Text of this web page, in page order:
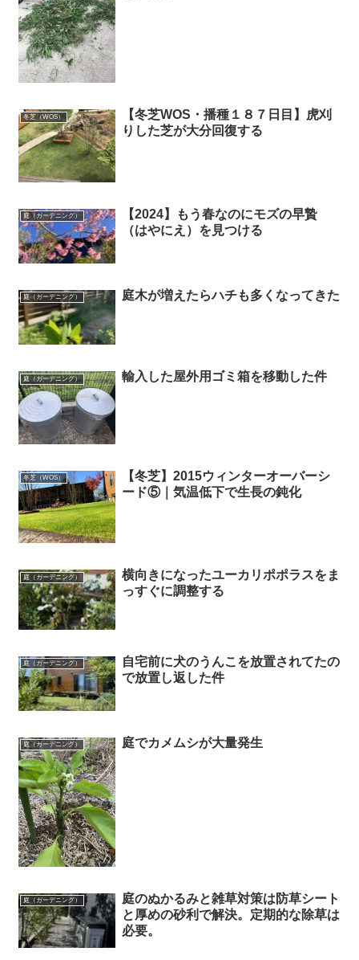
冬芝（WOS）
【冬芝WOS・播種１８７日目】虎刈
りした芝が大分回復する
庭（ガーデニング）
【2024】もう春なのにモズの早贄
（はやにえ）を見つける
庭（ガーデニング） 庭木が増えたらハチも多くなってきた
庭（ガーデニング） 輸入した屋外用ゴミ箱を移動した件
冬芝（WOS）
【冬芝】2015ウィンターオーバーシ
ード⑤｜気温低下で生長の鈍化
庭（ガーデニング）
横向きになったユーカリポポラスをま
っすぐに調整する
庭（ガーデニング）
自宅前に犬のうんこを放置されてたの
で放置し返した件
庭（ガーデニング） 庭でカメムシが大量発生
庭（ガーデニング）
庭のぬかるみと雑草対策は防草シート
と厚めの砂利で解決。定期的な除草は
必要。